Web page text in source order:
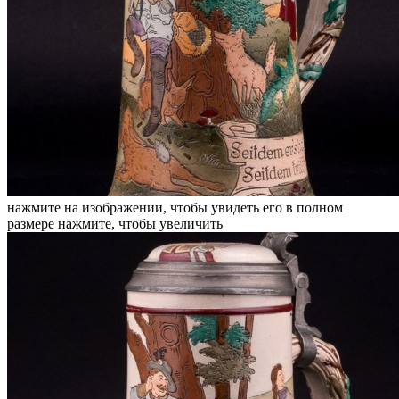
нажмите на изображении, чтобы увидеть его в полном
размере нажмите, чтобы увеличить